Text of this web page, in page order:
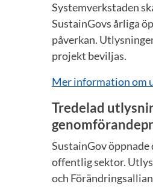
Systemverkstaden
SustainGovs årliga
påverkan.
projekt beviljas.
Mer information om
Tredelad
SustainGov
offentlig sektor.
och